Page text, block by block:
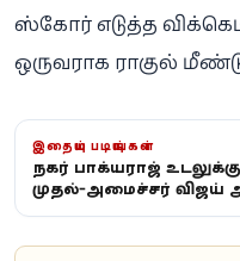
ஸ்கோர் எடுத்த
ஒருவராக ராகுல்
இதையும் படியுங்கள்
நடிகர் பாக்யராஜ்
முதல்-அமைச்சர் விஜய்